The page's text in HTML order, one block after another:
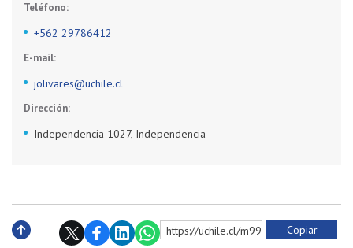
Teléfono:
+562 29786412
E-mail:
jolivares@uchile.cl
Dirección:
Independencia 1027, Independencia
https://uchile.cl/m9984 Copiar